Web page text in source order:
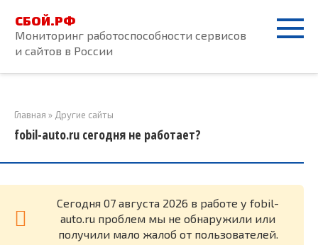
контенту
СБОЙ.РФ
Мониторинг работоспособности сервисов
и сайтов в России
Главная » Другие сайты
fobil-auto.ru сегодня не работает?
Cегодня 07 августа 2026 в работе у fobil-
auto.ru проблем мы не обнаружили или
получили мало жалоб от пользователей.